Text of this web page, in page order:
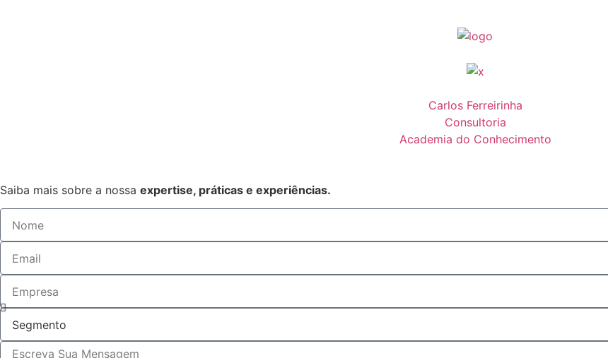
Carlos Ferreirinha
Consultoria
Academia do Conhecimento
Saiba mais sobre a nossa expertise, práticas e experiências.